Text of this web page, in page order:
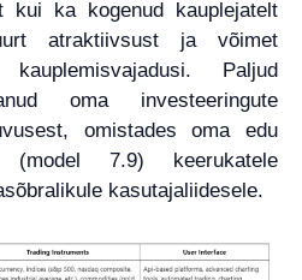
kui ka kogenud kauplejatelt
atraktiivsust ja võimet
Paljud
oma investeeringute
omistades oma edu
7.9) keerukatele
kasutajaliidesele.